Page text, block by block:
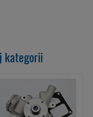
kategorii